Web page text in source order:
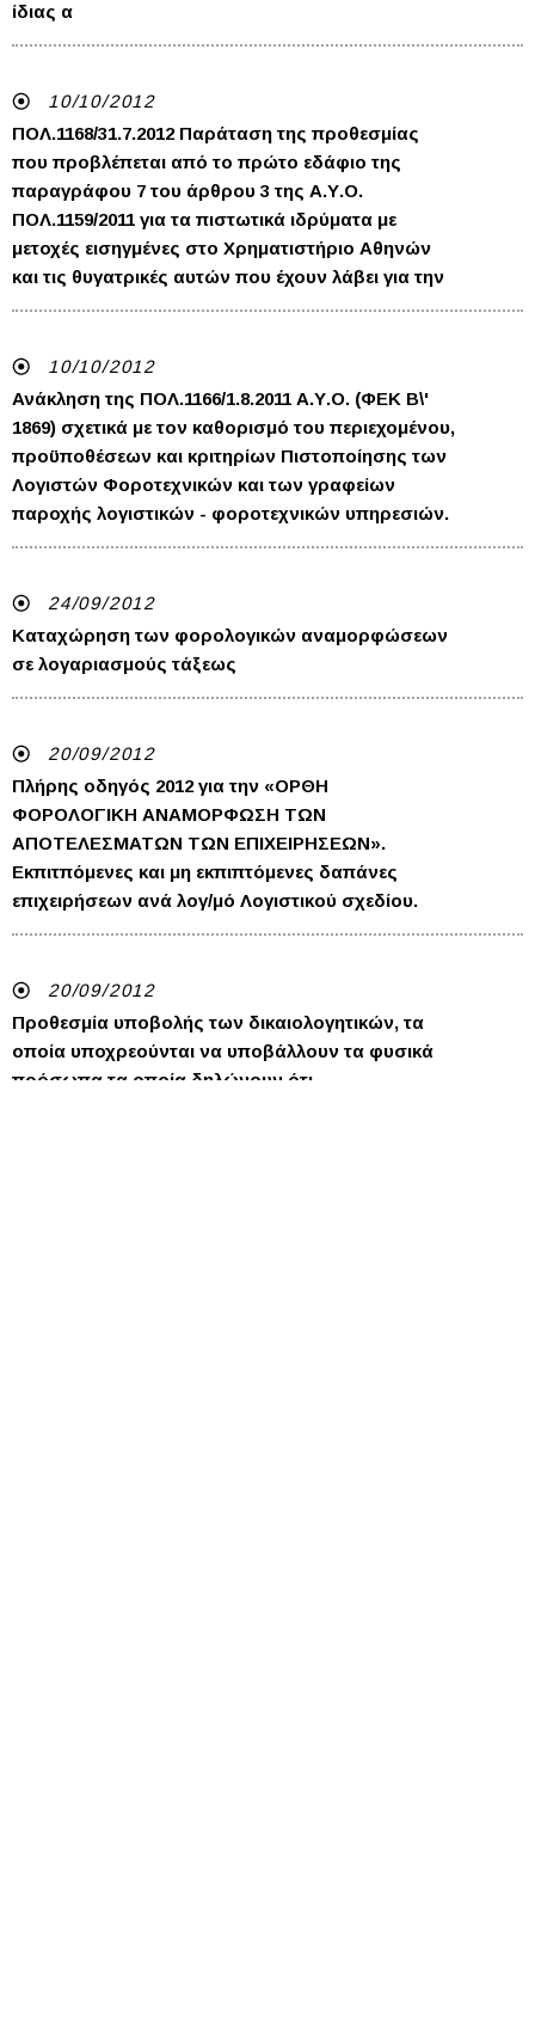
ίδιας α
10/10/2012
ΠΟΛ.1168/31.7.2012 Παράταση της προθεσμίας
που προβλέπεται από το πρώτο εδάφιο της
παραγράφου 7 του άρθρου 3 της Α.Υ.Ο.
ΠΟΛ.1159/2011 για τα πιστωτικά ιδρύματα με
μετοχές εισηγμένες στο Χρηματιστήριο Αθηνών
και τις θυγατρικές αυτών που έχουν λάβει για την
10/10/2012
Ανάκληση της ΠΟΛ.1166/1.8.2011 Α.Υ.Ο. (ΦΕΚ Β\'
1869) σχετικά με τον καθορισμό του περιεχομένου,
προϋποθέσεων και κριτηρίων Πιστοποίησης των
Λογιστών Φοροτεχνικών και των γραφείων
παροχής λογιστικών - φοροτεχνικών υπηρεσιών.
24/09/2012
Καταχώρηση των φορολογικών αναμορφώσεων
σε λογαριασμούς τάξεως
20/09/2012
Πλήρης οδηγός 2012 για την «ΟΡΘΗ
ΦΟΡΟΛΟΓΙΚΗ ΑΝΑΜΟΡΦΩΣΗ ΤΩΝ
ΑΠΟΤΕΛΕΣΜΑΤΩΝ ΤΩΝ ΕΠΙΧΕΙΡΗΣΕΩΝ».
Εκπιτπόμενες και μη εκπιπτόμενες δαπάνες
επιχειρήσεων ανά λογ/μό Λογιστικού σχεδίου.
20/09/2012
Προθεσμία υποβολής των δικαιολογητικών, τα
οποία υποχρεούνται να υποβάλλουν τα φυσικά
πρόσωπα τα οποία δηλώνουν ότι